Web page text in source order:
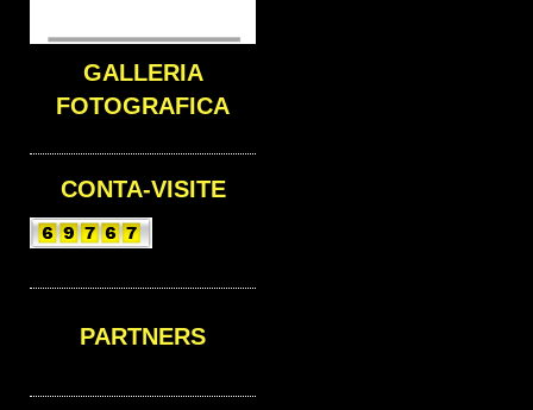
GALLERIA
FOTOGRAFICA
CONTA-VISITE
PARTNERS